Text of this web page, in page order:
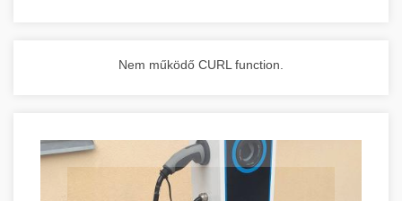
Nem működő CURL function.